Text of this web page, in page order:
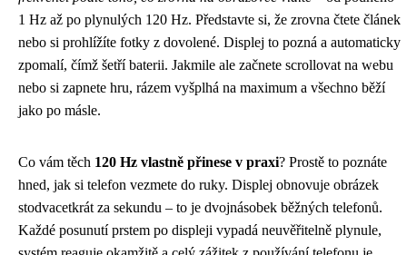
1 Hz až po plynulých 120 Hz. Představte si, že zrovna čtete článek
nebo si prohlížíte fotky z dovolené. Displej to pozná a automaticky
zpomalí, čímž šetří baterii. Jakmile ale začnete scrollovat na webu
nebo si zapnete hru, rázem vyšplhá na maximum a všechno běží
jako po másle.
Co vám těch 120 Hz vlastně přinese v praxi? Prostě to poznáte
hned, jak si telefon vezmete do ruky. Displej obnovuje obrázek
stodvacetkrát za sekundu – to je dvojnásobek běžných telefonů.
Každé posunutí prstem po displeji vypadá neuvěřitelně plynule,